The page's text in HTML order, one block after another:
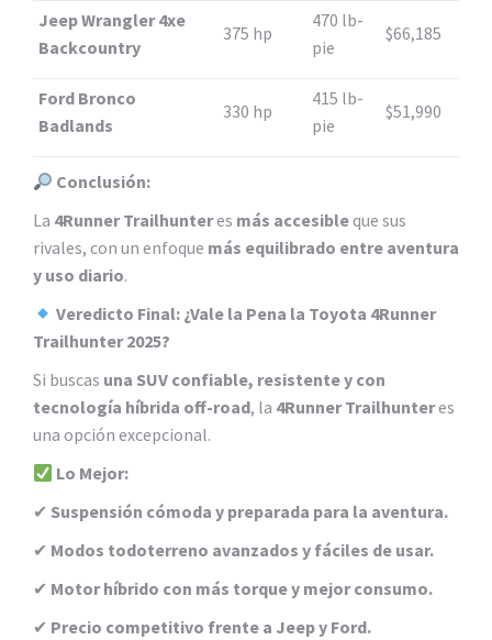
Jeep Wrangler 4xe
Backcountry
375 hp
470 lb-
pie
$66,185
Ford Bronco
Badlands
330 hp
415 lb-
pie
$51,990
Conclusión:
La 4Runner Trailhunteres más accesibleque sus
rivales, con un enfoque más equilibrado entre aventura
y uso diario.
Veredicto Final: ¿Vale la Pena la Toyota 4Runner
Trailhunter 2025?
Si buscas una SUV confiable, resistente y con
tecnología híbrida off-road, la 4Runner Trailhunteres
una opción excepcional.
Lo Mejor:
✔ Suspensión cómoda y preparada para la aventura.
✔ Modos todoterreno avanzados y fáciles de usar.
✔ Motor híbrido con más torque y mejor consumo.
✔ Precio competitivo frente a Jeep y Ford.